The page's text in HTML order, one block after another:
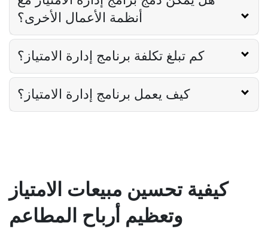
أنظمة الأعمال الأخرى؟
كم تبلغ تكلفة برنامج إدارة الامتياز؟
كيف يعمل برنامج إدارة الامتياز؟
كيفية تحسين مبيعات الامتياز
وتعظيم أرباح المطاعم